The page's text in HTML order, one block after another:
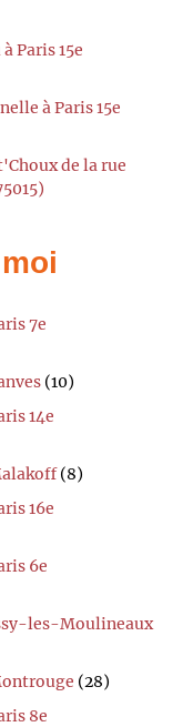
Paris 15e
à Paris 15e
de la rue
7e
(10)
14e
(8)
16e
6e
les-Moulineaux
(28)
8e